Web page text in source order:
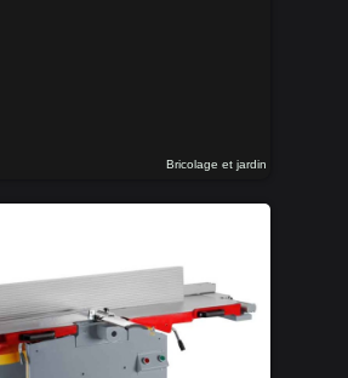
Bricolage et jardin